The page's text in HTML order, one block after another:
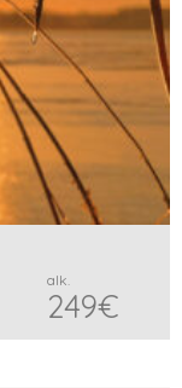
alk.
249€